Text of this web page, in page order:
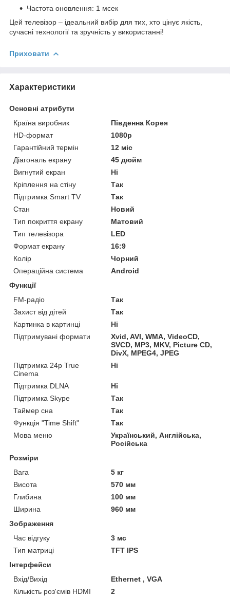
Частота оновлення: 1 мсек
Цей телевізор – ідеальний вибір для тих, хто цінує якість,
сучасні технології та зручність у використанні!
Приховати
Характеристики
Основні атрибути
Країна виробник
Південна Корея
HD-формат
1080р
Гарантійний термін
12 міс
Діагональ екрану
45 дюйм
Вигнутий екран
Ні
Кріплення на стіну
Так
Підтримка Smart TV
Так
Стан
Новий
Тип покриття екрану
Матовий
Тип телевізора
LED
Формат екрану
16:9
Колір
Чорний
Операційна система
Android
Функції
FM-радіо
Так
Захист від дітей
Так
Картинка в картинці
Ні
Підтримувані формати
Xvid, AVI, WMA, VideoCD,
SVCD, MP3, MKV, Picture CD,
DivX, MPEG4, JPEG
Підтримка 24p True
Cinema
Ні
Підтримка DLNA
Ні
Підтримка Skype
Так
Таймер сна
Так
Функція "Time Shift"
Так
Мова меню
Український, Англійська,
Російська
Розміри
Вага
5 кг
Висота
570 мм
Глибина
100 мм
Ширина
960 мм
Зображення
Час відгуку
3 мс
Тип матриці
TFT IPS
Інтерфейси
Вхід/Вихід
Ethernet , VGA
Кількість роз'ємів HDMI
2